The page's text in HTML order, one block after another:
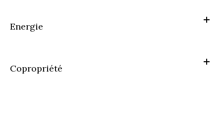
Energie
Copropriété